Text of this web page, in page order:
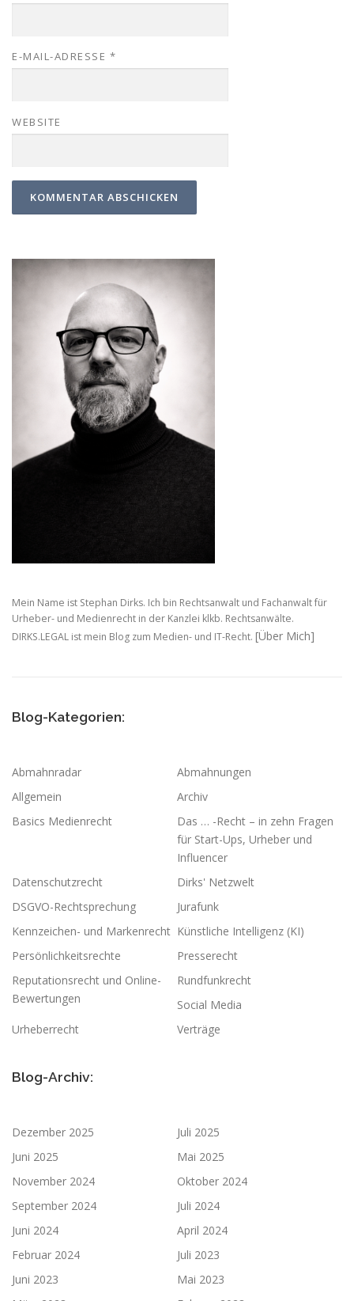
E-MAIL-ADRESSE *
WEBSITE
Mein Name ist Stephan Dirks. Ich bin Rechtsanwalt und Fachanwalt für
Urheber- und Medienrecht in der Kanzlei klkb. Rechtsanwälte.
DIRKS.LEGAL ist mein Blog zum Medien- und IT-Recht. [Über Mich]
Blog-Kategorien:
Abmahnradar
Abmahnungen
Allgemein
Archiv
Basics Medienrecht
Das … -Recht – in zehn Fragen
für Start-Ups, Urheber und
Influencer
Datenschutzrecht
Dirks' Netzwelt
DSGVO-Rechtsprechung
Jurafunk
Kennzeichen- und Markenrecht Künstliche Intelligenz (KI)
Persönlichkeitsrechte
Presserecht
Reputationsrecht und Online-
Bewertungen
Rundfunkrecht
Social Media
Urheberrecht
Verträge
Blog-Archiv:
Dezember 2025
Juli 2025
Juni 2025
Mai 2025
November 2024
Oktober 2024
September 2024
Juli 2024
Juni 2024
April 2024
Februar 2024
Juli 2023
Juni 2023
Mai 2023